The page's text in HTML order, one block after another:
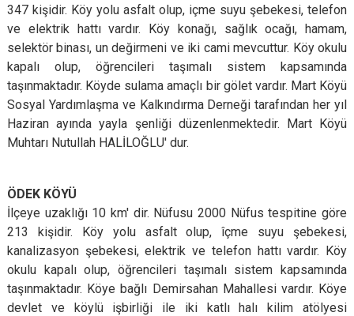
347 kişidir. Köy yolu asfalt olup, içme suyu şebekesi, telefon
ve elektrik hattı vardır. Köy konağı, sağlık ocağı, hamam,
selektör binası, un değirmeni ve iki cami mevcuttur. Köy okulu
kapalı olup, öğrencileri taşımalı sistem kapsamında
taşınmaktadır. Köyde sulama amaçlı bir gölet vardır. Mart Köyü
Sosyal Yardımlaşma ve Kalkındırma Derneği tarafından her yıl
Haziran ayında yayla şenliği düzenlenmektedir. Mart Köyü
Muhtarı Nutullah HALİLOĞLU' dur.
ÖDEK KÖYÜ
İlçeye uzaklığı 10 km' dir. Nüfusu 2000 Nüfus tespitine göre
213 kişidir. Köy yolu asfalt olup, îçme suyu şebekesi,
kanalizasyon şebekesi, elektrik ve telefon hattı vardır. Köy
okulu kapalı olup, öğrencileri taşımalı sistem kapsamında
taşınmaktadır. Köye bağlı Demirsahan Mahallesi vardır. Köye
devlet ve köylü işbirliği ile iki katlı halı kilim atölyesi